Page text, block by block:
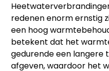
redenen enorm ernstig
een hoog
betekent dat het
gedurende een langere
afgeven, waardoor het